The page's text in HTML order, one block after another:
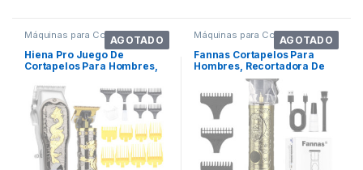
AGOTADO
Máquinas para Cortar Cabello
Hiena Pro Juego De
Cortapelos Para Hombres,
AGOTADO
Máquinas para Cortar Cabello
Fannas Cortapelos Para
Hombres, Recortadora De
Pelo Profesi. Color Oro